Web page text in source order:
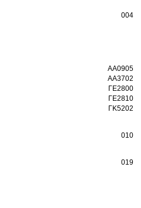
004
ΑΑ0905
ΑΑ3702
ΓΕ2800
ΓΕ2810
ΓΚ5202
010
019